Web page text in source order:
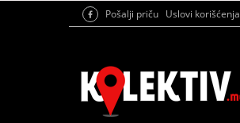
Pošalji priču Uslovi korišćenja